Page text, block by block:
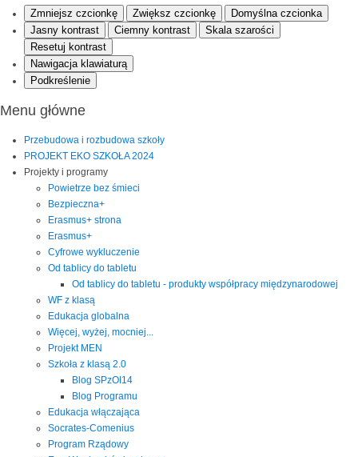
Zmniejsz czcionkę Zwiększ czcionkę
Domyślna czcionka
Jasny kontrast
Ciemny kontrast
Skala szarości
Resetuj kontrast
Nawigacja klawiaturą
Podkreślenie
Menu główne
Przebudowa i rozbudowa szkoły
PROJEKT EKO SZKOŁA 2024
Projekty i programy
Powietrze bez śmieci
Bezpieczna+
Erasmus+ strona
Erasmus+
Cyfrowe wykluczenie
Od tablicy do tabletu
Od tablicy do tabletu - produkty współpracy międzynarodowej
WF z klasą
Edukacja globalna
Więcej, wyżej, mocniej...
Projekt MEN
Szkoła z klasą 2.0
Blog SPzOI14
Blog Programu
Edukacja włączająca
Socrates-Comenius
Program Rządowy